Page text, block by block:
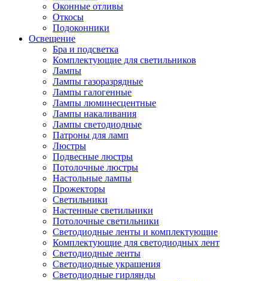
Оконные отливы
Откосы
Подоконники
Освещение
Бра и подсветка
Комплектующие для светильников
Лампы
Лампы газоразрядные
Лампы галогенные
Лампы люминесцентные
Лампы накаливания
Лампы светодиодные
Патроны для ламп
Люстры
Подвесные люстры
Потолочные люстры
Настольные лампы
Прожекторы
Светильники
Настенные светильники
Потолочные светильники
Светодиодные ленты и комплектующие
Комплектующие для светодиодных лент
Светодиодные ленты
Светодиодные украшения
Светодиодные гирлянды